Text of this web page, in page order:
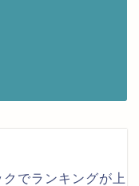
でランキングが上